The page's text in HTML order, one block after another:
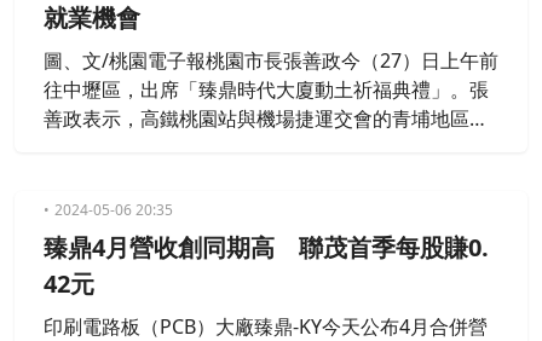
就業機會
圖、文/桃園電子報桃園市長張善政今（27）日上午前
往中壢區，出席「臻鼎時代大廈動土祈福典禮」。張
善政表示，高鐵桃園站與機場捷運交會的青埔地區，
發展潛力，未來臻鼎時代大廈落成後，定能與行政院
推動的桃竹苗大矽谷推動方案相輔相成，進一步促進
桃園產業發展。
2024-05-06 20:35
臻鼎4月營收創同期高 聯茂首季每股賺0.
42元
印刷電路板（PCB）大廠臻鼎-KY今天公布4月合併營